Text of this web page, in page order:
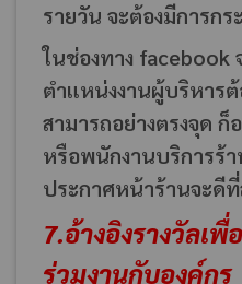
รายวัน จะต้องมีการก
ในช่องทาง facebook
ตำแหน่งงานผู้บริหาร
สามารถอย่างตรงจุด ก็
หรือพนักงานบริการร้
ประกาศหน้าร้านจะดี
7.อ้างอิงรางวัลเพื่
ร่วมงานกับองค์กร